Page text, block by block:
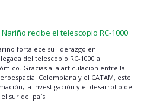
recibe el telescopio RC-1000
fortalece su liderazgo en
del telescopio RC-1000 al
Gracias a la articulación entre la
Colombiana y el CATAM, este
la investigación y el desarrollo de
sur del país.